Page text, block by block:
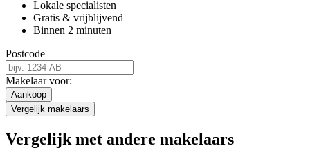
Lokale specialisten
Gratis & vrijblijvend
Binnen 2 minuten
Postcode
Makelaar voor:
Aankoop
Vergelijk makelaars
Vergelijk met andere makelaars